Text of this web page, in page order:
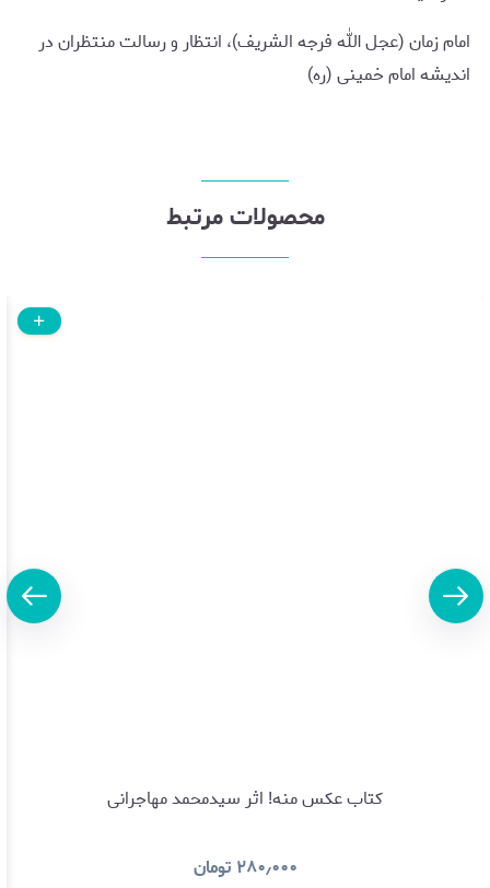
امام زمان (عجل الله فرجه الشریف)، انتظار و رسالت منتظران در
اندیشه امام خمینی (ره)
محصولات مرتبط
کتاب عکس منه! اثر سیدمحمد مهاجرانی
۲۸۰٫۰۰۰ تومان